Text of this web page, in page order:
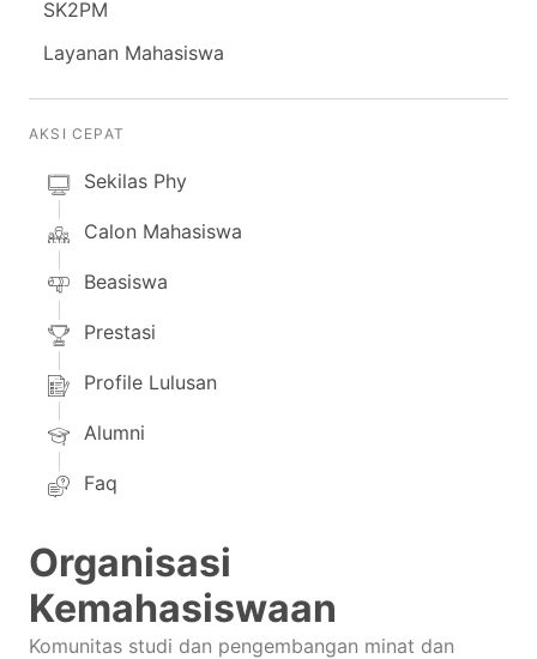
SK2PM
Layanan Mahasiswa
AKSI CEPAT
Sekilas Phy
Calon Mahasiswa
Beasiswa
Prestasi
Profile Lulusan
Alumni
Faq
Organisasi
Kemahasiswaan
Komunitas studi dan pengembangan minat dan